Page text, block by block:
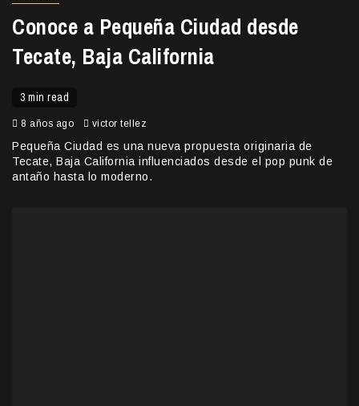
Conoce a Pequeña Ciudad desde
Tecate, Baja California
3 min read
8 años ago victor tellez
Pequeña Ciudad es una nueva propuesta originaria de
Tecate, Baja California influenciados desde el pop punk de
antaño hasta lo moderno.